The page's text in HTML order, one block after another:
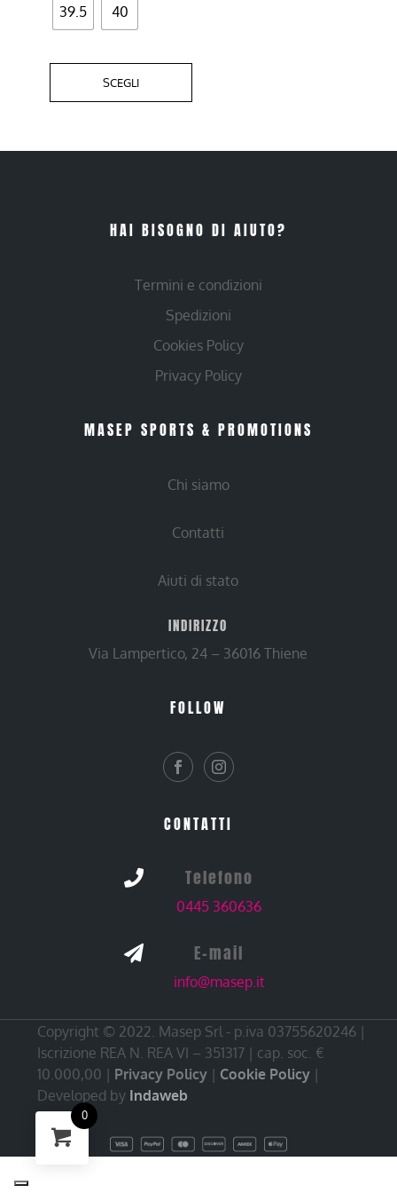
39.5 40
SCEGLI
HAI BISOGNO DI AIUTO?
Termini e condizioni
Spedizioni
Cookies Policy
Privacy Policy
MASEP SPORTS & PROMOTIONS
Chi siamo
Contatti
Aiuti di stato
INDIRIZZO
Via Lampertico, 24 – 36016 Thiene
FOLLOW
CONTATTI
 Telefono
0445 360636
 E-mail
info@masep.it
Copyright © 2022. Masep Srl - p.iva 03755620246 |
Iscrizione REA N. REA VI – 351317 | cap. soc. €
10.000,00 | Privacy Policy | Cookie Policy |
Developed by Indaweb
0